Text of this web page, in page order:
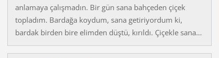
anlamaya çalışmadın. Bir gün sana bahçeden çiçek
topladım. Bardağa koydum, sana getiriyordum ki,
bardak birden bire elimden düştü, kırıldı. Çiçekle sana...